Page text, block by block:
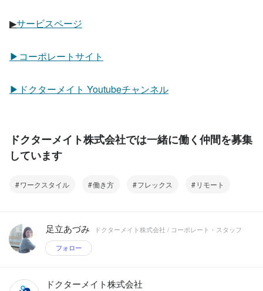
▶︎サービスページ
▶︎コーポレートサイト
▶︎ドクターメイト Youtubeチャンネル
ドクターメイト株式会社では一緒に働く仲間を募集
しています
ワークスタイル 働き方 フレックス リモート
足立あづみ ドクターメイト株式会社 / コーポレート・スタッフ
フォロー
ドクターメイト株式会社